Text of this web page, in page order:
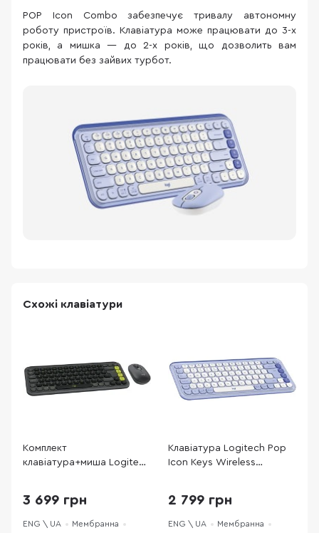
POP Icon Combo забезпечує тривалу автономну
роботу пристроїв. Клавіатура може працювати до 3-х
років, а мишка — до 2-х років, що дозволить вам
працювати без зайвих турбот.
Схожі клавіатури
Комплект
клавіатура+миша Logitech
013156)
3 699 грн
ENG \ UA Мембранна
Клавіатура Logitech Pop
Icon Keys Wireless
2 799 грн
ENG \ UA Мембранна